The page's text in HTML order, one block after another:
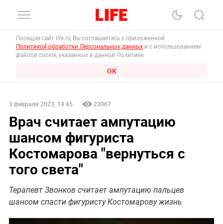
Посещая сайт life.ru, Вы соглашаетесь с приложенной
Политикой обработки Персональных данных и с использованием
файлов cookie, указанных в данной Политике.
ОК
3 февраля 2023, 14:45 23067
Врач считает ампутацию
шансом фигуриста
Костомарова "вернуться с
того света"
Терапевт Звонков считает ампутацию пальцев
шансом спасти фигуристу Костомарову жизнь